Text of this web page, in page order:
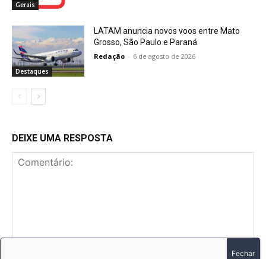
Gerais
Destaques
LATAM anuncia novos voos entre Mato
Grosso, São Paulo e Paraná
Redação - 6 de agosto de 2026
DEIXE UMA RESPOSTA